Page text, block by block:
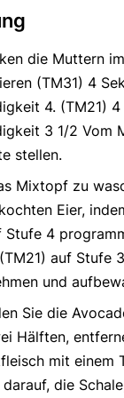
die Muttern
(TM31) 4
4. (TM21) 4
3 1/2 Vom
stellen.
Mixtopf zu
Eier,
Stufe 4
auf Stufe
und
Sie die
Hälften,
mit einem
die